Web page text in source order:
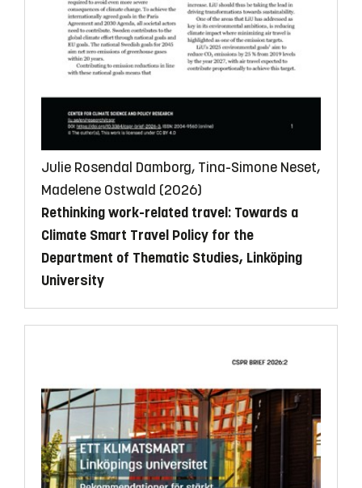
Julie Rosendal Damborg, Tina-Simone Neset,
Madelene Ostwald (2026)
Rethinking work-related travel: Towards a
Climate Smart Travel Policy for the
Department of Thematic Studies, Linköping
University